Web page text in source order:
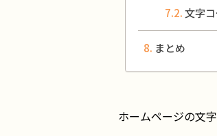
文字
まとめ
ホームページの文